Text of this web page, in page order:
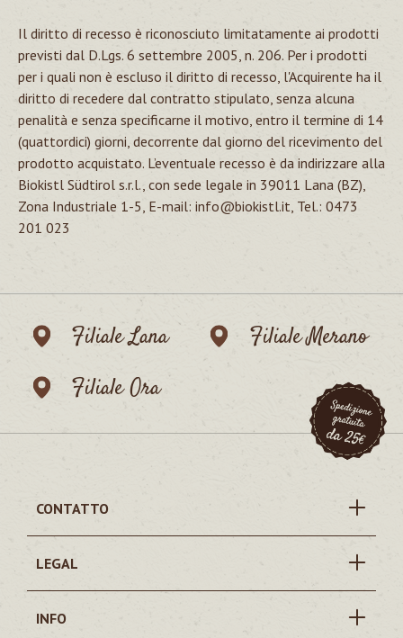
Il diritto di recesso è riconosciuto limitatamente ai prodotti
previsti dal D.Lgs. 6 settembre 2005, n. 206. Per i prodotti
per i quali non è escluso il diritto di recesso, l'Acquirente ha il
diritto di recedere dal contratto stipulato, senza alcuna
penalità e senza specificarne il motivo, entro il termine di 14
(quattordici) giorni, decorrente dal giorno del ricevimento del
prodotto acquistato. L’eventuale recesso è da indirizzare alla
Biokistl Südtirol s.r.l., con sede legale in 39011 Lana (BZ),
Zona Industriale 1-5, E-mail: info@biokistl.it, Tel.: 0473
201 023
Filiale Lana
Filiale Merano
Filiale Ora
CONTATTO
LEGAL
INFO